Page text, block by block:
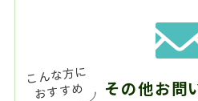
その他お問